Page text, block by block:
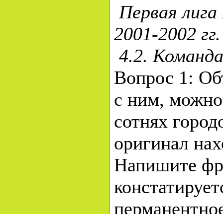
Первая
2001-2002
4.2.
Вопрос 1:
с ним, можно
сотнях
оригинал
Напишите